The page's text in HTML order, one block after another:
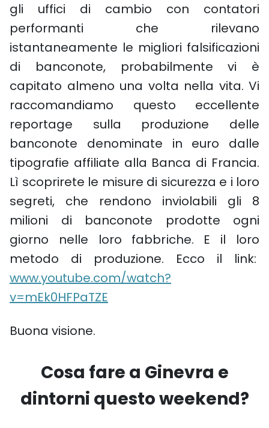
gli uffici di cambio con contatori
performanti che rilevano
istantaneamente le migliori falsificazioni
di banconote, probabilmente vi è
capitato almeno una volta nella vita. Vi
raccomandiamo questo eccellente
reportage sulla produzione delle
banconote denominate in euro dalle
tipografie affiliate alla Banca di Francia.
Lì scoprirete le misure di sicurezza e i loro
segreti, che rendono inviolabili gli 8
milioni di banconote prodotte ogni
giorno nelle loro fabbriche. E il loro
metodo di produzione. Ecco il link:
www.youtube.com/watch?
v=mEk0HFPaTZE
Buona visione.
Cosa fare a Ginevra e
dintorni questo weekend?